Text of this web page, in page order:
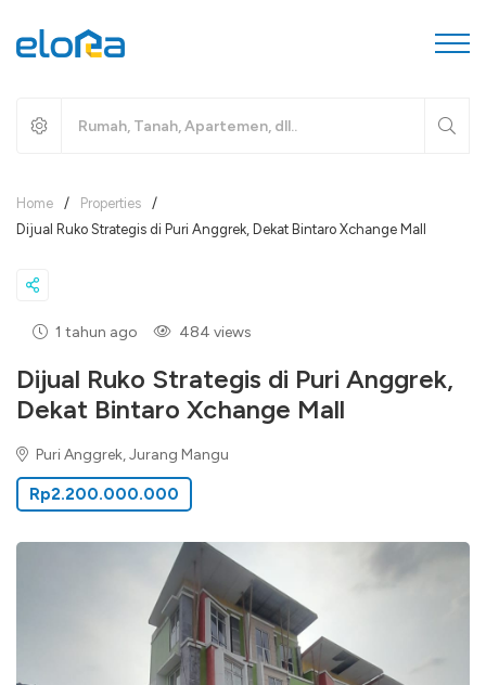
Home / Properties
/
Dijual Ruko Strategis di Puri Anggrek, Dekat Bintaro Xchange Mall
1 tahun ago 484 views
Dijual Ruko Strategis di Puri Anggrek,
Dekat Bintaro Xchange Mall
Puri Anggrek, Jurang Mangu
Rp2.200.000.000